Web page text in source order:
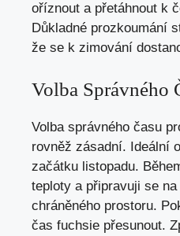
oříznout a přetáhnout k
Důkladné prozkoumání
že se k zimování
Volba Správného
Volba správného času
rovněž zásadní. Ideální
začátku listopadu.
teploty a připravuji se
chráněného prostoru.
čas fuchsie přesunout.